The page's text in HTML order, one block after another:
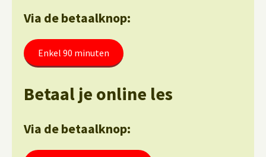
Via de betaalknop:
Enkel 90 minuten
Betaal je online les
Via de betaalknop: